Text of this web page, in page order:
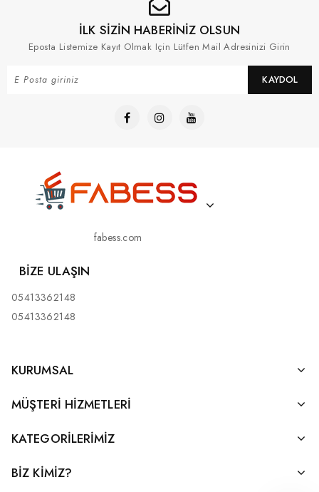
İLK SİZİN HABERİNİZ OLSUN
Eposta Listemize Kayıt Olmak Için Lütfen Mail Adresinizi Girin
KAYDOL
fabess.com
BIZE ULAŞIN
05413362148
05413362148
KURUMSAL
MÜŞTERI HIZMETLERI
KATEGORILERIMIZ
BİZ KİMİZ?